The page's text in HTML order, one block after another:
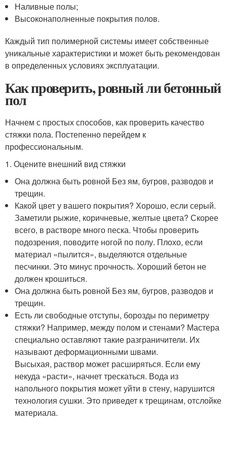
Наливные полы;
Высоконаполненные покрытия полов.
Каждый тип полимерной системы имеет собственные
уникальные характеристики и может быть рекомендован
в определенных условиях эксплуатации.
Как проверить, ровный ли бетонный
пол
Начнем с простых способов, как проверить качество
стяжки пола. Постепенно перейдем к
профессиональным.
1. Оцените внешний вид стяжки
Она должна быть ровной Без ям, бугров, разводов и
трещин.
Какой цвет у вашего покрытия? Хорошо, если серый.
Заметили рыжие, коричневые, желтые цвета? Скорее
всего, в растворе много песка. Чтобы проверить
подозрения, поводите ногой по полу. Плохо, если
материал «пылится», выделяются отдельные
песчинки. Это минус прочность. Хороший бетон не
должен крошиться.
Она должна быть ровной Без ям, бугров, разводов и
трещин.
Есть ли свободные отступы, борозды по периметру
стяжки? Например, между полом и стенами? Мастера
специально оставляют такие разграничители. Их
называют деформационными швами.
Высыхая, раствор может расширяться. Если ему
некуда «расти», начнет трескаться. Вода из
напольного покрытия может уйти в стену, нарушится
технология сушки. Это приведет к трещинам, отслойке
материала.